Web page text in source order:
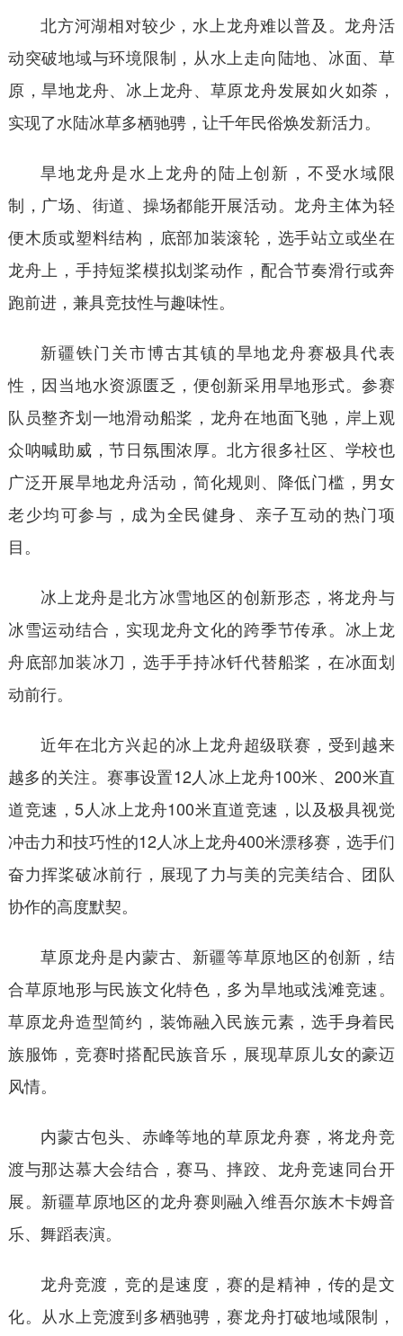
北方河湖相对较少，水上龙舟难以普及。龙舟活
动突破地域与环境限制，从水上走向陆地、冰面、草
原，旱地龙舟、冰上龙舟、草原龙舟发展如火如荼，
实现了水陆冰草多栖驰骋，让千年民俗焕发新活力。
旱地龙舟是水上龙舟的陆上创新，不受水域限
制，广场、街道、操场都能开展活动。龙舟主体为轻
便木质或塑料结构，底部加装滚轮，选手站立或坐在
龙舟上，手持短桨模拟划桨动作，配合节奏滑行或奔
跑前进，兼具竞技性与趣味性。
新疆铁门关市博古其镇的旱地龙舟赛极具代表
性，因当地水资源匮乏，便创新采用旱地形式。参赛
队员整齐划一地滑动船桨，龙舟在地面飞驰，岸上观
众呐喊助威，节日氛围浓厚。北方很多社区、学校也
广泛开展旱地龙舟活动，简化规则、降低门槛，男女
老少均可参与，成为全民健身、亲子互动的热门项
目。
冰上龙舟是北方冰雪地区的创新形态，将龙舟与
冰雪运动结合，实现龙舟文化的跨季节传承。冰上龙
舟底部加装冰刀，选手手持冰钎代替船桨，在冰面划
动前行。
近年在北方兴起的冰上龙舟超级联赛，受到越来
越多的关注。赛事设置12人冰上龙舟100米、200米直
道竞速，5人冰上龙舟100米直道竞速，以及极具视觉
冲击力和技巧性的12人冰上龙舟400米漂移赛，选手们
奋力挥桨破冰前行，展现了力与美的完美结合、团队
协作的高度默契。
草原龙舟是内蒙古、新疆等草原地区的创新，结
合草原地形与民族文化特色，多为旱地或浅滩竞速。
草原龙舟造型简约，装饰融入民族元素，选手身着民
族服饰，竞赛时搭配民族音乐，展现草原儿女的豪迈
风情。
内蒙古包头、赤峰等地的草原龙舟赛，将龙舟竞
渡与那达慕大会结合，赛马、摔跤、龙舟竞速同台开
展。新疆草原地区的龙舟赛则融入维吾尔族木卡姆音
乐、舞蹈表演。
龙舟竞渡，竞的是速度，赛的是精神，传的是文
化。从水上竞渡到多栖驰骋，赛龙舟打破地域限制，